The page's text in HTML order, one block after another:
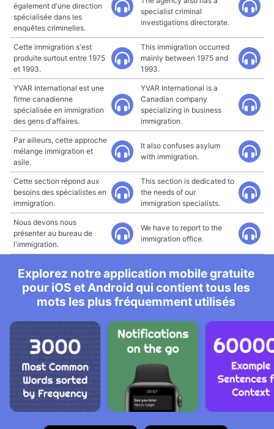
également d'une direction
spécialisée dans les
enquêtes criminelles.
specialist criminal
investigations directorate.
Cette immigration s'est
produite surtout entre 1975
et 1993.
This immigration occurred
mainly between 1975 and
1993.
YVAR International est une
firme canadienne
spécialisée en immigration
des gens d'affaires.
YVAR International is a
Canadian company
specializing in business
immigration.
Par ailleurs, cette approche
mélange immigration et
asile.
It also confuses asylum
with immigration.
Cette section répond aux
besoins des spécialistes en
immigration.
This section is dedicated to
the needs of our
immigration specialists.
Nous devons nous
présenter au bureau de
l'immigration.
We have to report to the
immigration office.
Explorez notre application mobile gratuite
pour iOS et Android qui contient tous les
mots les plus fréquemment utilisés